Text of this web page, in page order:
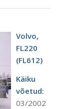
Volvo,
FL220
(FL612)
Käiku
võetud:
03/2002